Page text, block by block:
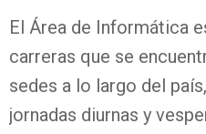
El Área de Informática
carreras que se
sedes a lo largo del
jornadas diurnas y